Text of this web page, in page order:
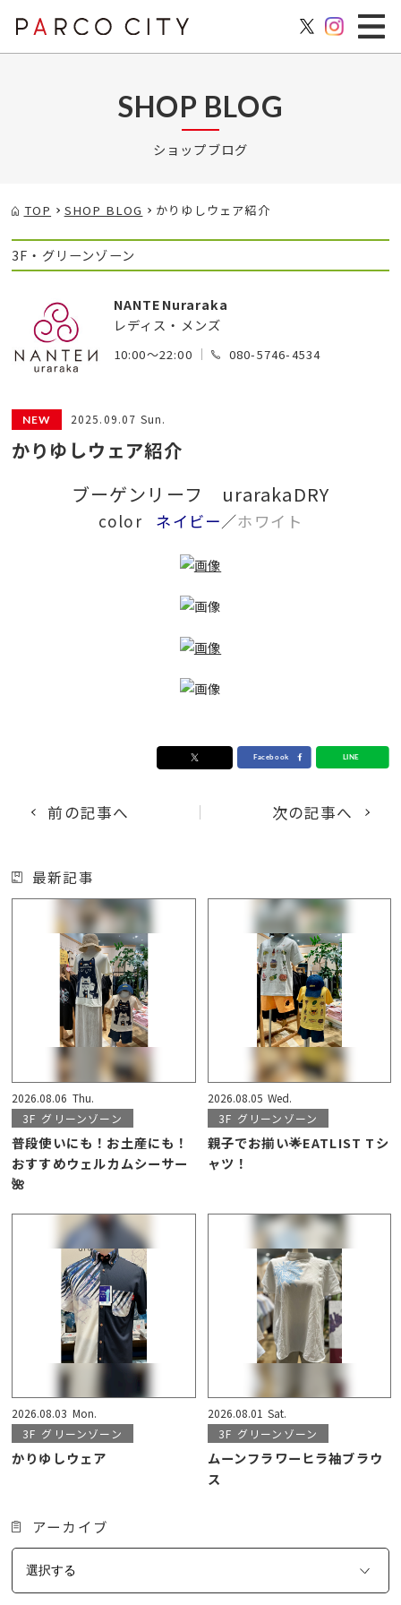
SHOP BLOG
ショップブログ
TOP SHOP BLOG かりゆしウェア紹介
3F・グリーンゾーン
NANTENuraraka
レディス・メンズ
10:00～22:00 080-5746-4534
2025.09.07 Sun.
かりゆしウェア紹介
ブーゲンリーフ urarakaDRY
color ネイビー ／ホワイト
前の記事へ 次の記事へ
最新記事
2026.08.06 Thu.
3F グリーンゾーン
普段使いにも！お土産にも！
おすすめウェルカムシーサー
🌺
2026.08.05 Wed.
3F グリーンゾーン
親子でお揃い🌟EATLIST Tシ
ャツ！
2026.08.03 Mon.
3F グリーンゾーン
かりゆしウェア
2026.08.01 Sat.
3F グリーンゾーン
ムーンフラワーヒラ袖ブラウ
ス
アーカイブ